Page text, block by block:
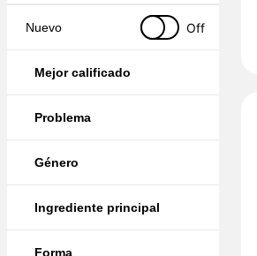
Nuevo Off
Mejor calificado
Problema
Género
Ingrediente principal
Forma